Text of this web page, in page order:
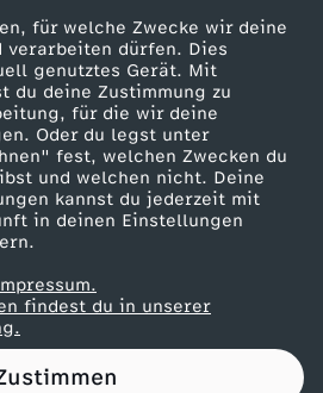
für welche Zwecke wir deine
verarbeiten dürfen. Dies
genutztes Gerät. Mit
du deine Zustimmung zu
für die wir deine
Oder du legst unter
fest, welchen Zwecken du
und welchen nicht. Deine
kannst du jederzeit mit
in deinen Einstellungen
findest du in unserer